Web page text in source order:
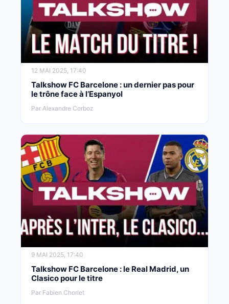
12 MAI 2025, 17:40
Talkshow FC Barcelone : un dernier pas pour
le trône face à l’Espanyol
Par Alexandre Corboz
9 MAI 2025, 17:40
Talkshow FC Barcelone : le Real Madrid, un
Clasico pour le titre
Par Fabien Chorlet